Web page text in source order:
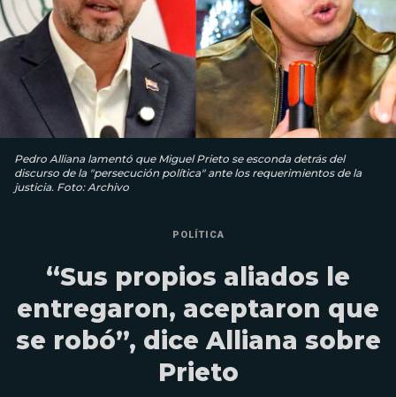
Pedro Alliana lamentó que Miguel Prieto se esconda detrás del
discurso de la "persecución política" ante los requerimientos de la
justicia. Foto: Archivo
POLÍTICA
“Sus propios aliados le
entregaron, aceptaron que
se robó”, dice Alliana sobre
Prieto